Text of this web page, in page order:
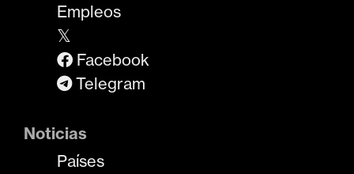
Empleos
𝕏
Facebook
Telegram
Noticias
Países